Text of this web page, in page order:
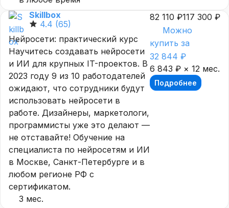
Skillbox
4.4 (65)
Нейросети: практический курс
Научитесь создавать нейросети
и ИИ для крупных IT-проектов. В
2023 году 9 из 10 работодателей
ожидают, что сотрудники будут
использовать нейросети в
работе. Дизайнеры, маркетологи,
программисты уже это делают —
не отставайте! Обучение на
специалиста по нейросетям и ИИ
в Москве, Санкт-Петербурге и в
любом регионе РФ с
сертификатом.
3 мес.
82 110 ₽117 300 ₽
Можно
купить за
32 844 ₽
6 843 ₽ × 12 мес.
Подробнее